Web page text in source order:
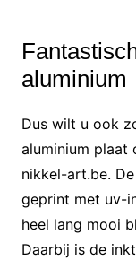
aluminium
Dus wilt u ook
aluminium plaat
nikkel-art.be.
geprint met uv-
heel lang mooi
Daarbij is de